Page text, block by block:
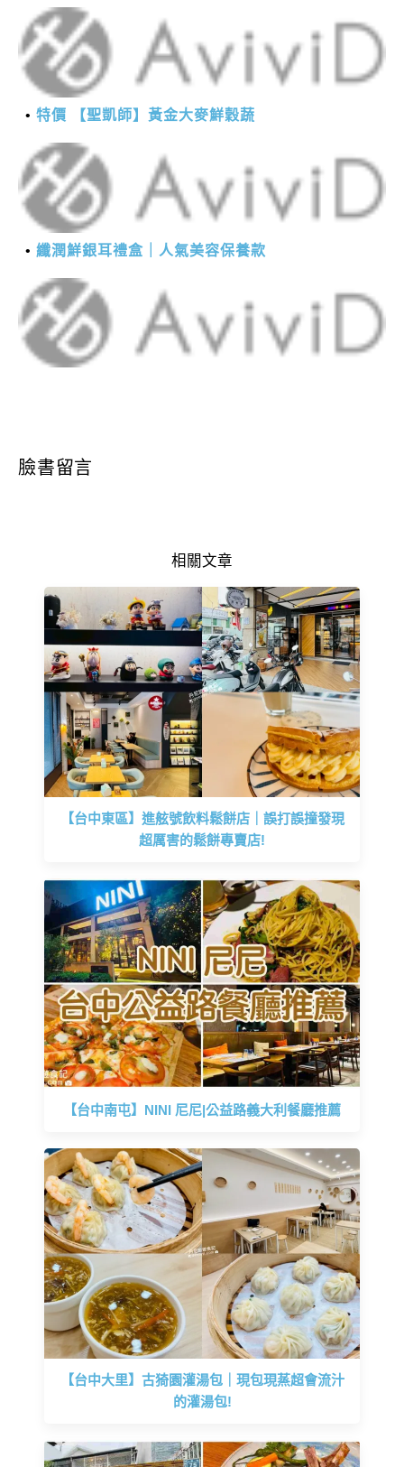
特價 【聖凱師】黃金大麥鮮穀蔬
纖潤鮮銀耳禮盒｜人氣美容保養款
臉書留言
相關文章
【台中東區】進舷號飲料鬆餅店｜誤打誤撞發現
超厲害的鬆餅專賣店!
【台中南屯】NINI 尼尼|公益路義大利餐廳推薦
【台中大里】古猗園灌湯包｜現包現蒸超會流汁
的灌湯包!